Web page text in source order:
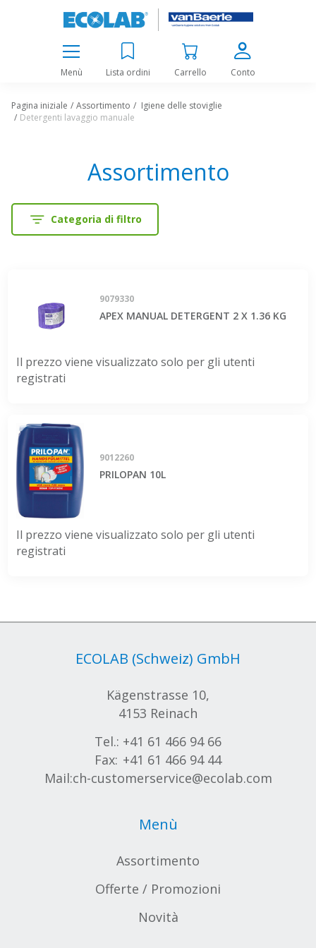
Menù Lista ordini Carrello Conto
Pagina iniziale Assortimento
Igiene delle stoviglie
Detergenti lavaggio manuale
Assortimento
Categoria di filtro
9079330
APEX MANUAL DETERGENT 2 X 1.36 KG
Il prezzo viene visualizzato solo per gli utenti
registrati
9012260
PRILOPAN 10L
Il prezzo viene visualizzato solo per gli utenti
registrati
ECOLAB (Schweiz) GmbH
Kägenstrasse 10,
4153 Reinach
Tel.: +41 61 466 94 66
Fax: +41 61 466 94 44
Mail:ch-customerservice@ecolab.com
Menù
Assortimento
Offerte / Promozioni
Novità